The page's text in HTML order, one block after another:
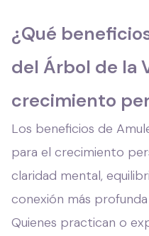
¿Qué
del Árbol de la
crecimiento
Los beneficios de
para el crecimiento
claridad mental,
conexión más
Quienes practican o